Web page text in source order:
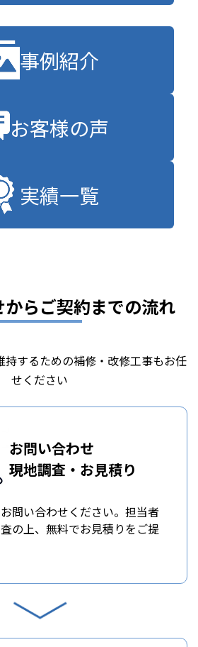
事例紹介
お客様の声
実績一覧
らご契約までの流れ
持するための補修・改修工事もお任
せください
お問い合わせ
現地調査・お見積り
問い合わせください。担当者
の上、無料でお見積りをご提